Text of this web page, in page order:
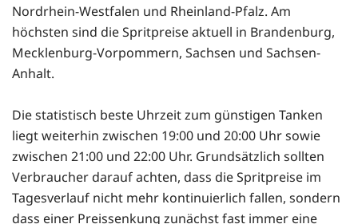
Nordrhein-Westfalen und Rheinland-Pfalz. Am
höchsten sind die Spritpreise aktuell in Brandenburg,
Mecklenburg-Vorpommern, Sachsen und Sachsen-
Anhalt.
Die statistisch beste Uhrzeit zum günstigen Tanken
liegt weiterhin zwischen 19:00 und 20:00 Uhr sowie
zwischen 21:00 und 22:00 Uhr. Grundsätzlich sollten
Verbraucher darauf achten, dass die Spritpreise im
Tagesverlauf nicht mehr kontinuierlich fallen, sondern
dass einer Preissenkung zunächst fast immer eine